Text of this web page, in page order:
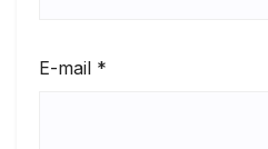
E-mail *